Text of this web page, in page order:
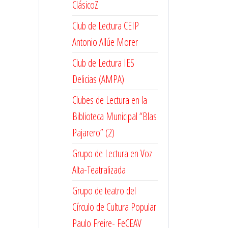
ClásicoZ
Club de Lectura CEIP
Antonio Allúe Morer
Club de Lectura IES
Delicias (AMPA)
Clubes de Lectura en la
Biblioteca Municipal “Blas
Pajarero” (2)
Grupo de Lectura en Voz
Alta-Teatralizada
Grupo de teatro del
Círculo de Cultura Popular
Paulo Freire- FeCEAV